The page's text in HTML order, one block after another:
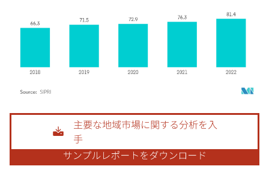
画像 © Mordor Intelligence。再利用にはCC BY 4.0の表示が必要です。